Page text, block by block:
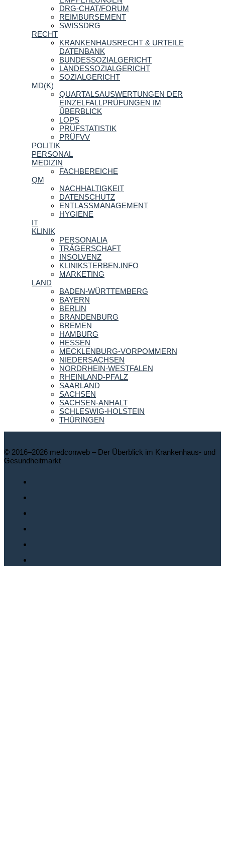
DRG-CHAT/FORUM
REIMBURSEMENT
SWISSDRG
RECHT
KRANKENHAUSRECHT & URTEILE
DATENBANK
BUNDESSOZIALGERICHT
LANDESSOZIALGERICHT
SOZIALGERICHT
MD(K)
QUARTALSAUSWERTUNGEN DER
EINZELFALLPRÜFUNGEN IM
ÜBERBLICK
LOPS
PRÜFSTATISTIK
PRÜFVV
POLITIK
PERSONAL
MEDIZIN
FACHBEREICHE
QM
NACHHALTIGKEIT
DATENSCHUTZ
ENTLASSMANAGEMENT
HYGIENE
IT
KLINIK
PERSONALIA
TRÄGERSCHAFT
INSOLVENZ
KLINIKSTERBEN.INFO
MARKETING
LAND
BADEN-WÜRTTEMBERG
BAYERN
BERLIN
BRANDENBURG
BREMEN
HAMBURG
HESSEN
MECKLENBURG-VORPOMMERN
NIEDERSACHSEN
NORDRHEIN-WESTFALEN
RHEINLAND-PFALZ
SAARLAND
SACHSEN
SACHSEN-ANHALT
SCHLESWIG-HOLSTEIN
THÜRINGEN
© 2016–2026 medconweb – Der Überblick im Krankenhaus- und
Gesundheitmarkt